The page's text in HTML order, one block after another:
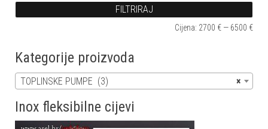
FILTRIRAJ
Cijena: 2700 € — 6500 €
Kategorije proizvoda
×
TOPLINSKE PUMPE (3)
Inox fleksibilne cijevi